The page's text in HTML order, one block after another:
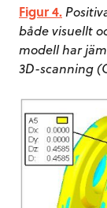
Figur 4.
både visuellt
modell har
3D-scanning